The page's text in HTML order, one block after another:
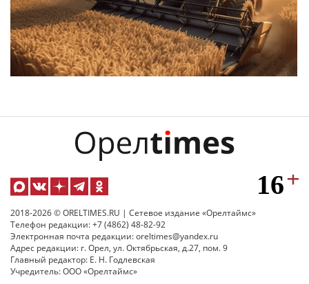
2018-2026 © ORELTIMES.RU | Сетевое издание «Орелтаймс»
Телефон редакции: +7 (4862) 48-82-92
Электронная почта редакции: oreltimes@yandex.ru
Адрес редакции: г. Орел, ул. Октябрьская, д.27, пом. 9
Главный редактор: Е. Н. Годлевская
Учредитель: ООО «Орелтаймс»